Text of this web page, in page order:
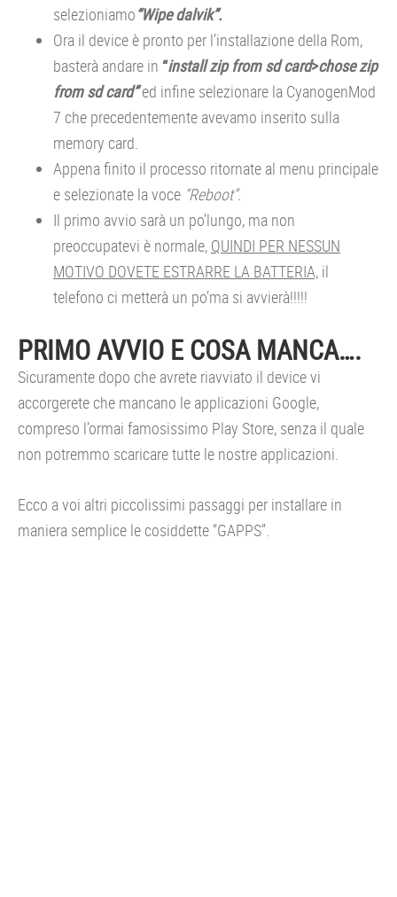
selezioniamo“Wipe dalvik”.
Ora il device è pronto per l’installazione della Rom,
basterà andare in “install zip from sd card>chose zip
from sd card”ed infine selezionare la CyanogenMod
7 che precedentemente avevamo inserito sulla
memory card.
Appena finito il processo ritornate al menu principale
e selezionate la voce “Reboot”.
Il primo avvio sarà un po’lungo, ma non
preoccupatevi è normale, QUINDI PER NESSUN
MOTIVO DOVETE ESTRARRE LA BATTERIA, il
telefono ci metterà un po’ma si avvierà!!!!!
PRIMO AVVIO E COSA MANCA….
Sicuramente dopo che avrete riavviato il device vi
accorgerete che mancano le applicazioni Google,
compreso l’ormai famosissimo Play Store, senza il quale
non potremmo scaricare tutte le nostre applicazioni.
Ecco a voi altri piccolissimi passaggi per installare in
maniera semplice le cosiddette “GAPPS”.